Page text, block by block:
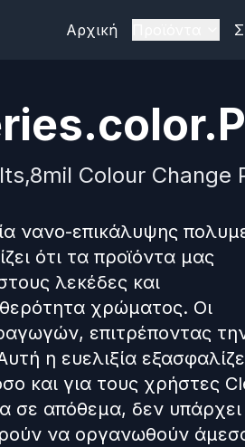
Αρχική
Colour Change
νανο-επικάλυψης
ότι τα προϊόντα μας
λεκέδες και
χρώματος. Οι
επιτρέποντας
η ευελιξία
και για τους χρήστες
σε απόθεμα, δεν υπάρχει
να οργανωθούν